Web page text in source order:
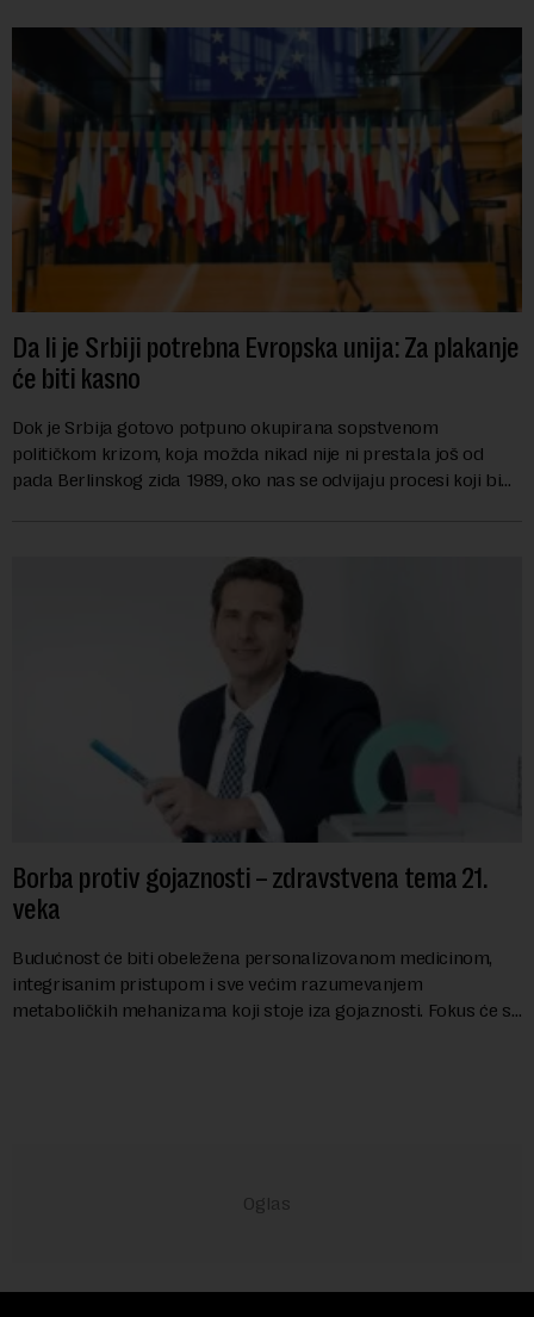
Da li je Srbiji potrebna Evropska unija: Za plakanje
će biti kasno
Dok je Srbija gotovo potpuno okupirana sopstvenom
političkom krizom, koja možda nikad nije ni prestala još od
pada Berlinskog zida 1989, oko nas se odvijaju procesi koji bi
Borba protiv gojaznosti – zdravstvena tema 21.
veka
Budućnost će biti obeležena personalizovanom medicinom,
integrisanim pristupom i sve većim razumevanjem
metaboličkih mehanizama koji stoje iza gojaznosti. Fokus će se